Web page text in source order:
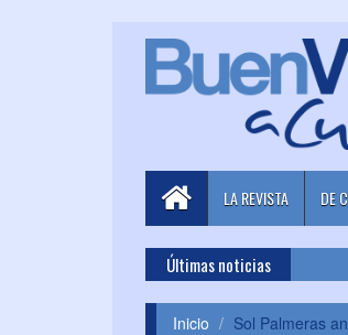
LA REVISTA DE
Últimas noticias
Inicio Sol Palmeras